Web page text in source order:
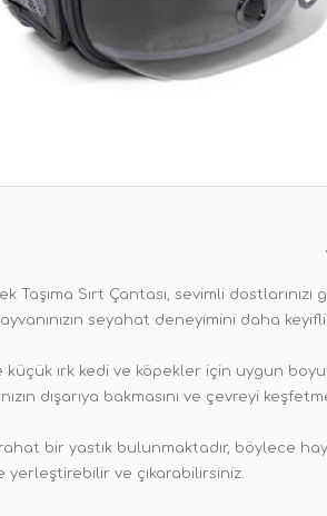
Taşıma Sırt Çantası, sevimli
seyahat deneyimini daha
ırk kedi ve köpekler için uygun
dışarıya bakmasını ve çevreyi
bir yastık bulunmaktadır, böylece
yerleştirebilir ve çıkarabilirsiniz.